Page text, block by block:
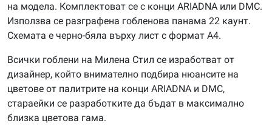
на модела. Комплектоват се с конци ARIADNA или DMC.
Използва се разграфена гобленова панама 22 каунт.
Схемата е черно-бяла върху лист с формат А4.
Всички гоблени на Милена Стил се изработват от
дизайнер, който внимателно подбира нюансите на
цветове от палитрите на конци ARIADNA и DMC,
стараейки се разработките да бъдат в максимално
близка цветова гама.